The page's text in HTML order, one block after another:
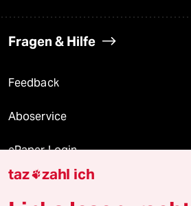
Fragen & Hilfe
Feedback
Aboservice
ePaper Login
Downloads für Abonnierende
taz zahl ich